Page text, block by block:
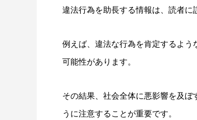
違法行為を助長する情報は、読者に
例えば、違法な行為を肯定するよ
可能性があります。
その結果、社会全体に悪影響を及
うに注意することが重要です。